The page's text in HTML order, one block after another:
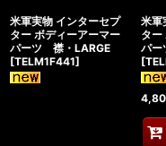
米軍実物 インターセプ
ター ボディーアーマー
パーツ 襟・LARGE
[TELM1F441]
米軍
ター
パ
[